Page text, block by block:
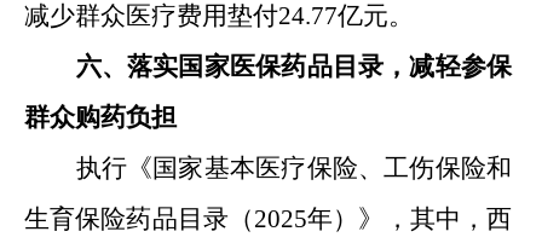
减少群众医疗费用垫付24.77亿元。
六、落实国家医保药品目录 ，减轻参保
群众购药负担
执行《国家基本医疗保险、工伤保险和
生育保险药品目录（2025年）》，其中 ，西